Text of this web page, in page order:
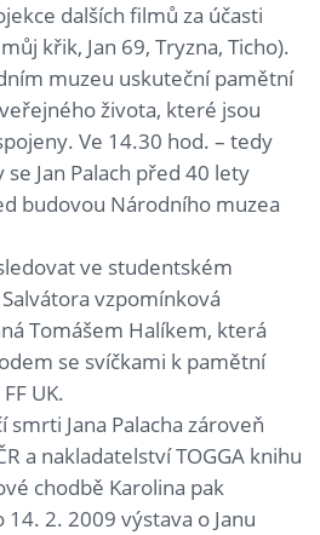
dalších filmů za účasti
křik, Jan 69, Tryzna, Ticho).
muzeu uskuteční pamětní
života, které jsou
Ve 14.30 hod. – tedy
Jan Palach před 40 lety
budovou Národního muzea
ve studentském
vzpomínková
Tomášem Halíkem, která
se svíčkami k pamětní
UK.
Jana Palacha zároveň
a nakladatelství TOGGA knihu
chodbě Karolina pak
2. 2009 výstava o Janu